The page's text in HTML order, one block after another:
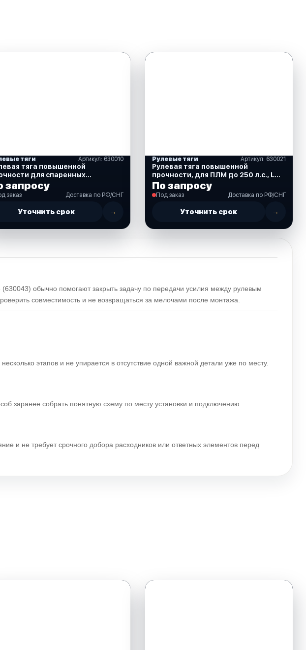
тяги Артикул: 630010
тяга повышенной
для спаренных
800мм. (630010)
запросу
заказ Доставка по РФ/СНГ
Уточнить срок →
Рулевые тяги Артикул: 630021
Рулевая тяга повышенной
прочности, для ПЛМ до 250 л.с., LM-
L-0005 (630021)
По запросу
Под заказ Доставка по РФ/СНГ
Уточнить срок →
обычно помогают закрыть задачу по передачи усилия между рулевым
совместимость и не возвращаться за мелочами после монтажа.
этапов и не упирается в отсутствие одной важной детали уже по месту.
заранее собрать понятную схему по месту установки и подключению.
и не требует срочного добора расходников или ответных элементов перед